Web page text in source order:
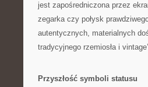
jest zapośredniczona przez
zegarka czy połysk
autentycznych, materialnych
tradycyjnego rzemiosła i
Przyszłość symboli statusu